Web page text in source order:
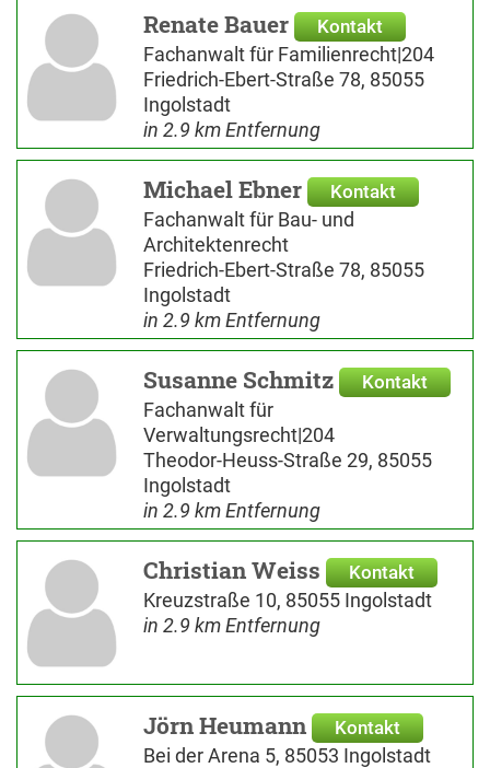
Renate Bauer Kontakt
Fachanwalt für Familienrecht|204
Friedrich-Ebert-Straße 78, 85055
Ingolstadt
in 2.9 km Entfernung
Michael Ebner Kontakt
Fachanwalt für Bau- und
Architektenrecht
Friedrich-Ebert-Straße 78, 85055
Ingolstadt
in 2.9 km Entfernung
Susanne Schmitz Kontakt
Fachanwalt für
Verwaltungsrecht|204
Theodor-Heuss-Straße 29, 85055
Ingolstadt
in 2.9 km Entfernung
Christian Weiss Kontakt
Kreuzstraße 10, 85055 Ingolstadt
in 2.9 km Entfernung
Jörn Heumann Kontakt
Bei der Arena 5, 85053 Ingolstadt